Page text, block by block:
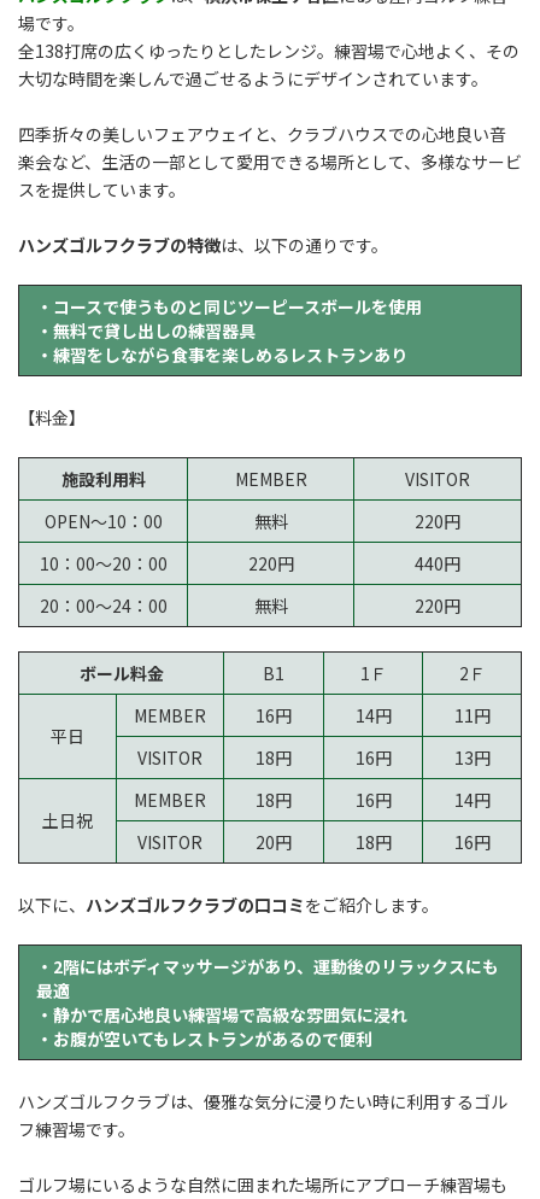
場です。
全138打席の広くゆったりとしたレンジ。練習場で心地よく、その
大切な時間を楽しんで過ごせるようにデザインされています。
四季折々の美しいフェアウェイと、クラブハウスでの心地良い音
楽会など、生活の一部として愛用できる場所として、多様なサービ
スを提供しています。
ハンズゴルフクラブの特徴は、以下の通りです。
・コースで使うものと同じツーピースボールを使用
・無料で貸し出しの練習器具
・練習をしながら食事を楽しめるレストランあり
【料金】
施設利用料 MEMBER
VISITOR
OPEN～10：00
無料
220円
10：00～20：00
220円
440円
20：00～24：00
無料 220円
ボール料金 B1 1Ｆ 2Ｆ
平日
MEMBER 16円 14円
11円
VISITOR
18円 16円 13円
土日祝
MEMBER 18円 16円
14円
VISITOR
20円 18円 16円
以下に、 ハンズゴルフクラブの口コミをご紹介します。
・2階にはボディマッサージがあり、運動後のリラックスにも
最適
・静かで居心地良い練習場で高級な雰囲気に浸れ
・お腹が空いてもレストランがあるので便利
ハンズゴルフクラブは、優雅な気分に浸りたい時に利用するゴル
フ練習場です。
ゴルフ場にいるような自然に囲まれた場所にアプローチ練習場も